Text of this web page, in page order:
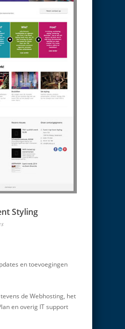
Styling
en toevoegingen
de Webhosting, het
en overig IT support